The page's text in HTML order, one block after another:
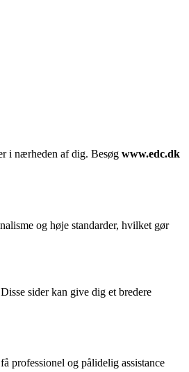
i nærheden af dig. Besøg www.edc.dk
og høje standarder, hvilket gør
sider kan give dig et bredere
professionel og pålidelig assistance